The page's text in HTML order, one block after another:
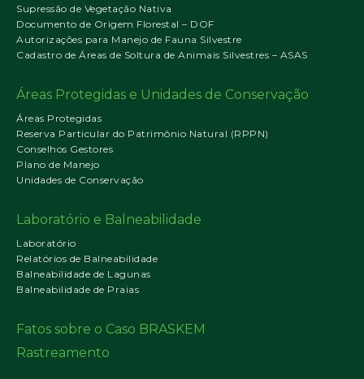
Supressão de Vegetação Nativa
Documento de Origem Florestal – DOF
Autorizações para Manejo de Fauna Silvestre
Cadastro de Áreas de Soltura de Animais Silvestres – ASAS
Áreas Protegidas e Unidades de Conservação
Áreas Protegidas
Reserva Particular do Patrimônio Natural (RPPN)
Conselhos Gestores
Plano de Manejo
Unidades de Conservação
Laboratório e Balneabilidade
Laboratório
Relatórios de Balneabilidade
Balneabilidade de Lagunas
Balneabilidade de Praias
Fatos sobre o Caso BRASKEM
Rastreamento